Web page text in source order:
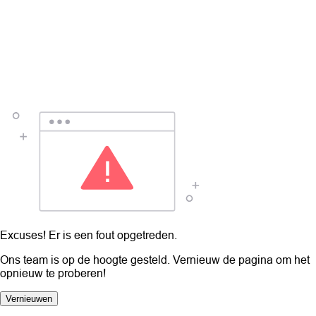
Excuses! Er is een fout opgetreden.
Ons team is op de hoogte gesteld. Vernieuw de pagina om het
opnieuw te proberen!
Vernieuwen